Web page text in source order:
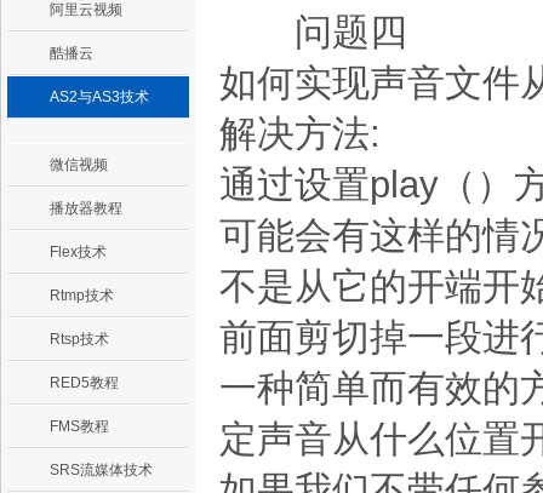
阿里云视频
酷播云
AS2与AS3技术
微信视频
播放器教程
Flex技术
Rtmp技术
Rtsp技术
RED5教程
FMS教程
SRS流媒体技术
问题四
如何实现声音文件
解决方法:
通过设置play（）
可能会有这样的情
不是从它的开端开
前面剪切掉一段进
一种简单而有效的
定声音从什么位置